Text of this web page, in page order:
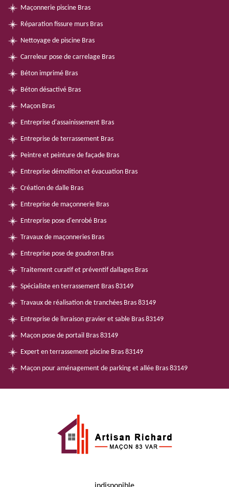
Maçonnerie piscine Bras
Réparation fissure murs Bras
Nettoyage de piscine Bras
Carreleur pose de carrelage Bras
Béton imprimé Bras
Béton désactivé Bras
Maçon Bras
Entreprise d'assainissement Bras
Entreprise de terrassement Bras
Peintre et peinture de façade Bras
Entreprise démolition et évacuation Bras
Création de dalle Bras
Entreprise de maçonnerie Bras
Entreprise pose d'enrobé Bras
Travaux de maçonneries Bras
Entreprise pose de goudron Bras
Traitement curatif et préventif dallages Bras
Spécialiste en terrassement Bras 83149
Travaux de réalisation de tranchées Bras 83149
Entreprise de livraison gravier et sable Bras 83149
Maçon pose de portail Bras 83149
Expert en terrassement piscine Bras 83149
Maçon pour aménagement de parking et allée Bras 83149